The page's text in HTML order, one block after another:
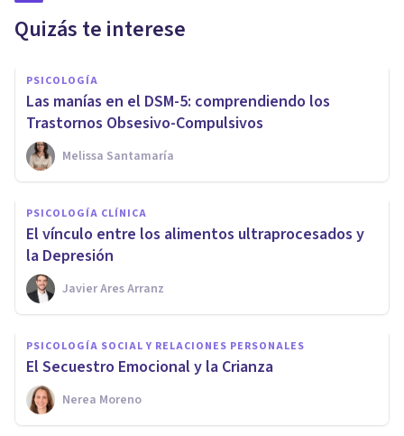
Quizás te interese
PSICOLOGÍA
Las manías en el DSM-5: comprendiendo los
Trastornos Obsesivo-Compulsivos
Melissa Santamaría
PSICOLOGÍA CLÍNICA
El vínculo entre los alimentos ultraprocesados y
la Depresión
Javier Ares Arranz
PSICOLOGÍA SOCIAL Y RELACIONES PERSONALES
El Secuestro Emocional y la Crianza
Nerea Moreno